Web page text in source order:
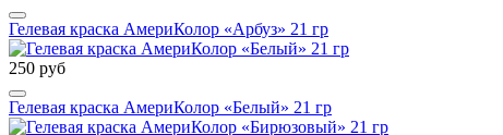
Гелевая краска АмериКолор «Арбуз» 21 гр
250 руб
Гелевая краска АмериКолор «Белый» 21 гр